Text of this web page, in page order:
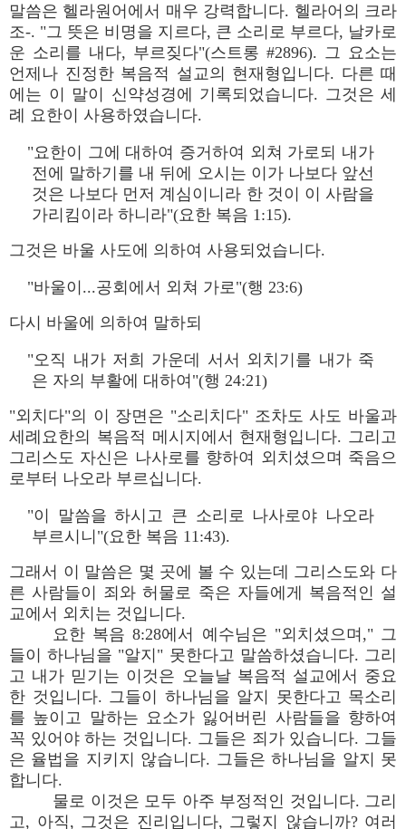
말씀은 헬라원어에서 매우 강력합니다. 헬라어의 크라
조-. "그 뜻은 비명을 지르다, 큰 소리로 부르다, 날카로
운 소리를 내다, 부르짖다"(스트롱 #2896). 그 요소는
언제나 진정한 복음적 설교의 현재형입니다. 다른 때
에는 이 말이 신약성경에 기록되었습니다. 그것은 세
례 요한이 사용하였습니다.
"요한이 그에 대하여 증거하여 외쳐 가로되 내가
전에 말하기를 내 뒤에 오시는 이가 나보다 앞선
것은 나보다 먼저 계심이니라 한 것이 이 사람을
가리킴이라 하니라"(요한 복음 1:15).
그것은 바울 사도에 의하여 사용되었습니다.
"바울이...공회에서 외쳐 가로"(행 23:6)
다시 바울에 의하여 말하되
"오직 내가 저희 가운데 서서 외치기를 내가 죽
은 자의 부활에 대하여"(행 24:21)
"외치다"의 이 장면은 "소리치다" 조차도 사도 바울과
세례요한의 복음적 메시지에서 현재형입니다. 그리고
그리스도 자신은 나사로를 향하여 외치셨으며 죽음으
로부터 나오라 부르십니다.
"이 말씀을 하시고 큰 소리로 나사로야 나오라
부르시니"(요한 복음 11:43).
그래서 이 말씀은 몇 곳에 볼 수 있는데 그리스도와 다
른 사람들이 죄와 허물로 죽은 자들에게 복음적인 설
교에서 외치는 것입니다.
요한 복음 8:28에서 예수님은 "외치셨으며," 그
들이 하나님을 "알지" 못한다고 말씀하셨습니다. 그리
고 내가 믿기는 이것은 오늘날 복음적 설교에서 중요
한 것입니다. 그들이 하나님을 알지 못한다고 목소리
를 높이고 말하는 요소가 잃어버린 사람들을 향하여
꼭 있어야 하는 것입니다. 그들은 죄가 있습니다. 그들
은 율법을 지키지 않습니다. 그들은 하나님을 알지 못
합니다.
물로 이것은 모두 아주 부정적인 것입니다. 그리
고, 아직, 그것은 진리입니다, 그렇지 않습니까? 여러